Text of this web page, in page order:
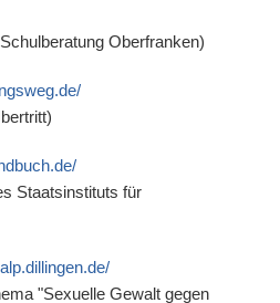
Oberfranken)
Staatsinstituts für
"Sexuelle Gewalt gegen